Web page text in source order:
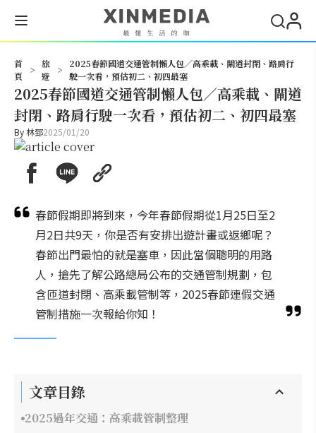
首
頁
>
旅
遊
>
2025春節國道交通管制懶人包／高乘載、閘道封閉、路肩行
駛一次看，預估初二、初四最塞
2025春節國道交通管制懶人包／高乘載、閘道
封閉、路肩行駛一次看，預估初二、初四最塞
By林郅2025/01/20
春節假期即將到來，今年春節假期從1月25日至2
月2日共9天，你是否有安排出遊計畫或返鄉呢？
春節出門最怕的就是塞車，因此當個聰明的用路
人，搶先了解公路總局公布的交通管制規劃，包
含匝道封閉、高乘載管制等，2025春節連假交通
管制措施一次報給你知！
文章目錄
2025過年交通：高乘載管制整理